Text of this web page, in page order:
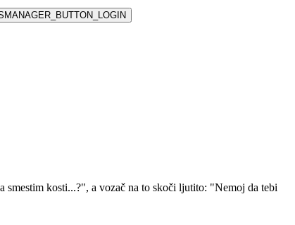
smestim kosti...?", a vozač na to skoči ljutito: "Nemoj da tebi